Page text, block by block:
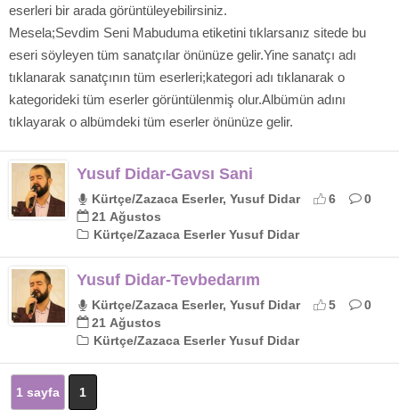
eserleri bir arada görüntüleyebilirsiniz.
Mesela;Sevdim Seni Mabuduma etiketini tıklarsanız sitede bu
eseri söyleyen tüm sanatçılar önünüze gelir.Yine sanatçı adı
tıklanarak sanatçının tüm eserleri;kategori adı tıklanarak o
kategorideki tüm eserler görüntülenmiş olur.Albümün adını
tıklayarak o albümdeki tüm eserler önünüze gelir.
Yusuf Didar-Gavsı Sani
Kürtçe/Zazaca Eserler, Yusuf Didar 6
0
21 Ağustos
Kürtçe/Zazaca Eserler Yusuf Didar
Yusuf Didar-Tevbedarım
Kürtçe/Zazaca Eserler, Yusuf Didar 5
0
21 Ağustos
Kürtçe/Zazaca Eserler Yusuf Didar
1 sayfa 1